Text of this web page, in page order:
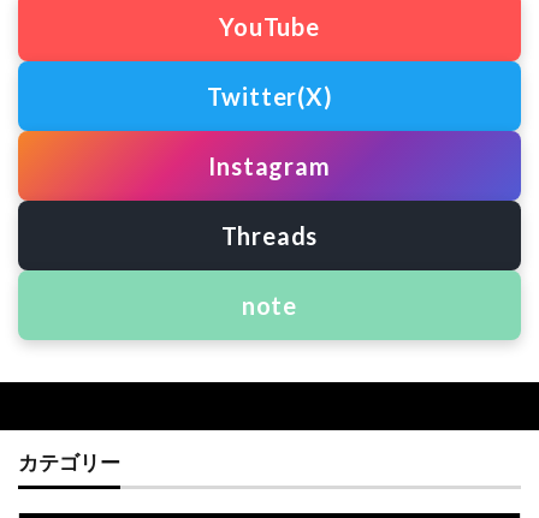
YouTube
Twitter(X)
Instagram
Threads
note
カテゴリー